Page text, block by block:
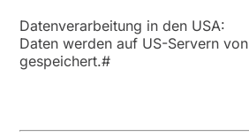
Datenverarbeitung in den USA:
Daten werden auf US-Servern von
gespeichert.#